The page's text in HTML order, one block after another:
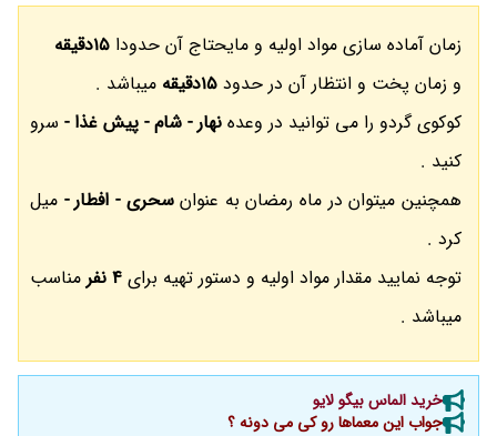
زمان آماده سازی مواد اولیه و مایحتاج آن حدودا 15دقیقه
و زمان پخت و انتظار آن در حدود 15دقیقه
میباشد .
کوکوی گردو را می توانید در وعده نهار - شام - پیش غذا - سرو
کنید .
همچنین میتوان در ماه رمضان به عنوانسحری - افطار - میل
کرد .
توجه نمایید مقدار مواد اولیه و دستور تهیه برای 4 نفر
مناسب
میباشد .
خرید الماس بیگو لایو
جواب این معماها رو کی می دونه ؟